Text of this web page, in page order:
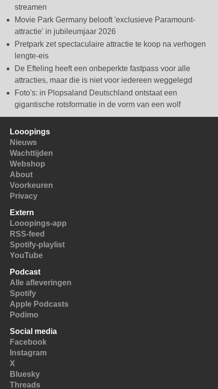
streamen
Movie Park Germany belooft 'exclusieve Paramount-
attractie' in jubileumjaar 2026
Pretpark zet spectaculaire attractie te koop na verhogen
lengte-eis
De Efteling heeft een onbeperkte fastpass voor alle
attracties, maar die is niet voor iedereen weggelegd
Foto's: in Plopsaland Deutschland ontstaat een
gigantische rotsformatie in de vorm van een wolf
Looopings
Nieuws
Wachttijden
Webshop
About
Voorkeuren
Privacy
Extern
Looopings-app
RSS-feed
Spotify-playlist
YouTube
Podcast
Alle afleveringen
Spotify
Apple Podcasts
Podimo
Social media
Facebook
Instagram
X
Bluesky
Threads